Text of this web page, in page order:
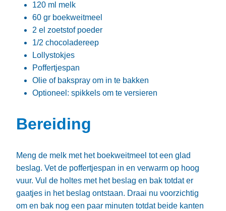
120 ml melk
60 gr boekweitmeel
2 el zoetstof poeder
1/2 chocoladereep
Lollystokjes
Poffertjespan
Olie of bakspray om in te bakken
Optioneel: spikkels om te versieren
Bereiding
Meng de melk met het boekweitmeel tot een glad
beslag. Vet de poffertjespan in en verwarm op hoog
vuur. Vul de holtes met het beslag en bak totdat er
gaatjes in het beslag ontstaan. Draai nu voorzichtig
om en bak nog een paar minuten totdat beide kanten